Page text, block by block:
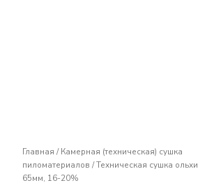
Главная /Камерная (техническая) сушка
пиломатериалов /Техническая сушка ольхи
65мм, 16-20%